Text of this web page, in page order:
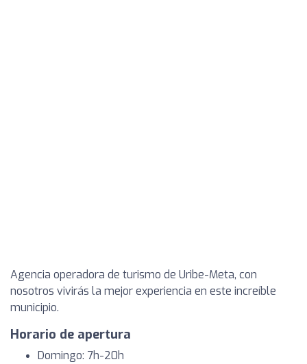
Agencia operadora de turismo de Uribe-Meta, con
nosotros vivirás la mejor experiencia en este increíble
municipio.
Horario de apertura
Domingo: 7h-20h